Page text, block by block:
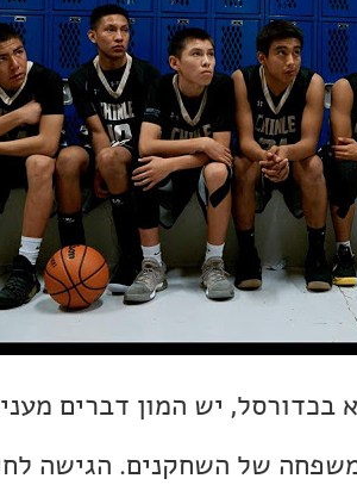
יש המון דברים
של השחקנים. הגישה